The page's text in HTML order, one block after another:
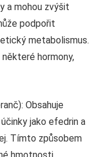
a mohou zvýšit
podpořit
metabolismus.
hormony,
Obsahuje
jako efedrin a
Tímto způsobem